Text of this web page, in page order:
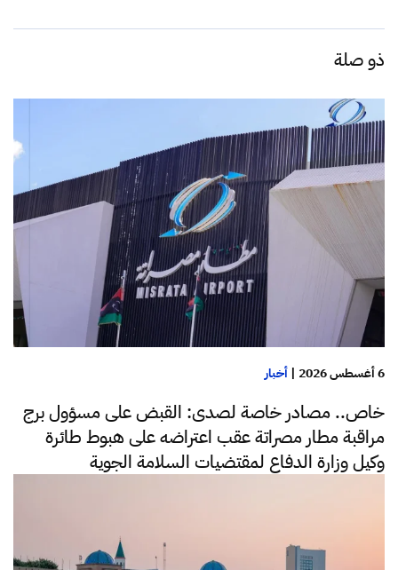
ذو صلة
6 أغسطس 2026 | أخبار
خاص.. مصادر خاصة لصدى: القبض على مسؤول برج
مراقبة مطار مصراتة عقب اعتراضه على هبوط طائرة
وكيل وزارة الدفاع لمقتضيات السلامة الجوية